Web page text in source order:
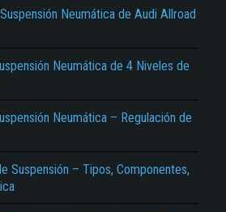
Neumática de Audi Allroad
Neumática de 4 Niveles de
Neumática – Regulación de
Suspensión – Tipos, Componentes,
incorrecto según el contenido.
de portada son erróneos.